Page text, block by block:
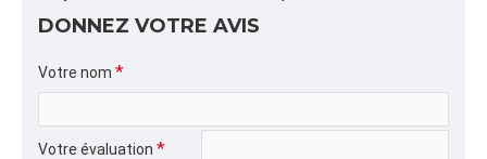
INFORMATION PRODUIT
Capacité/Taille:
DONNEZ VOTRE AVIS
Votre nom
Votre évaluation